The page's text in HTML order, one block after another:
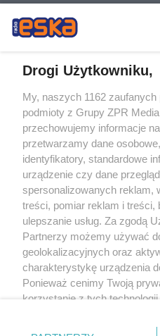
Żaden utwór zamieszczony w
rozpowszechniany lub dalej
tym także elektroniczny lub
eksploatacji w jakiejkolwiek formie,
bez pisemnej zgody właściciela
wykorzystanie utworów w całości
bez właściwej zgody, jest
prawnie.
O
Drogi Użytkowniku,
My, naszych 1162 zaufanych
podmioty z Grupy ZPR
przechowujemy informacje
przetwarzamy dane
identyfikatory, standardowe
urządzenie czy dane
spersonalizowanych reklam,
treści, pomiar reklam i treści,
ulepszanie usług. Za zgodą
Partnerzy możemy używać
geolokalizacyjnych oraz
charakterystykę urządzenia
Ponieważ cenimy Twoją
korzystanie z tych
zmienić/wycofać klikając